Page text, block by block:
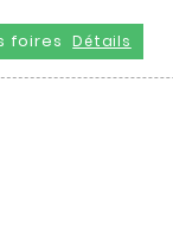
foires Détails